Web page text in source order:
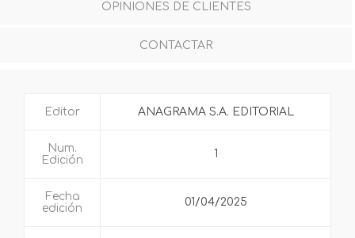
OPINIONES DE CLIENTES
CONTACTAR
Editor ANAGRAMA S.A. EDITORIAL
Num.
Edición
1
Fecha
edición
01/04/2025